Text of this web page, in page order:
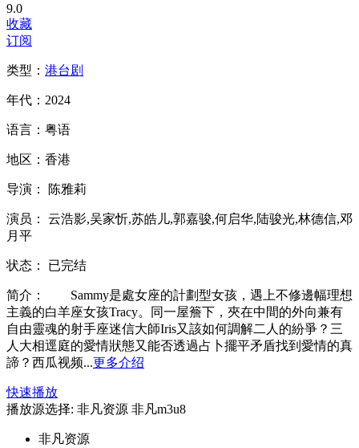
9.0
收藏
订阅
类型： 港台剧
年代： 2024
语言： 粤语
地区： 香港
导演： 陈雅莉
演员：
云浩影,吴家忻,苏皓儿,郭嘉骏,何启华,陆骏光,林德信,邓
月平
状态： 已完结
简介：
Sammy是處女座的計劃型女孩，遇上不修邊幅理想
主義的白羊座女孩Tracy。同一屋簷下，夾在中間的外向兼有
自由靈魂的射手座迷信大師Iris又該如何調解二人的紛爭？三
人大相逕庭的愛情狀態又能否透過占卜擺平矛盾找到愛情的真
諦？西瓜视频...更多介绍
快速播放
播放源选择: 非凡资源 非凡m3u8
非凡资源